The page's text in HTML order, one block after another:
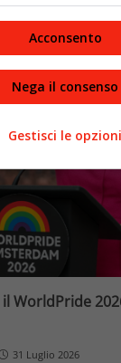
WorldPride
31 Luglio 2026
Acconsento
Nega il consenso
Gestisci le opzioni